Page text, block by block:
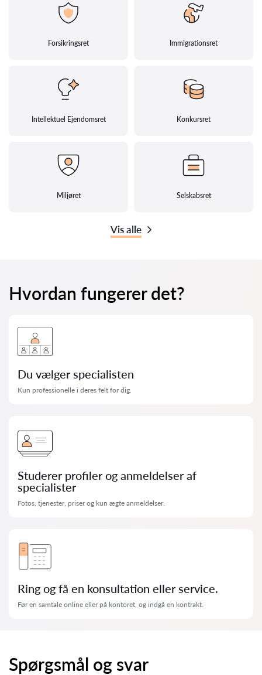
Forsikringsret Immigrationsret
Intellektuel Ejendomsret Konkursret
Miljøret Selskabsret
Vis alle
Hvordan fungerer det?
Du vælger specialisten
Kun professionelle i deres felt for dig.
Studerer profiler og anmeldelser af
specialister
Fotos, tjenester, priser og kun ægte anmeldelser.
Ring og få en konsultation eller service.
Før en samtale online eller på kontoret, og indgå en kontrakt.
Spørgsmål og svar